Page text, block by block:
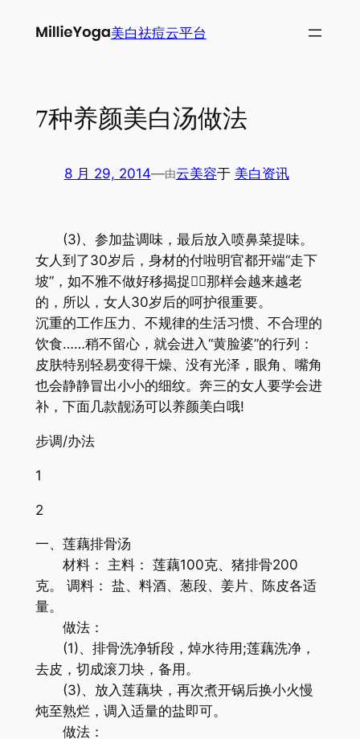
美白祛痘云平台
7种养颜美白汤做法
8 月 29, 2014—由云美容于 美白资讯
(3)、参加盐调味，最后放入喷鼻菜提味。
女人到了30岁后，身材的付啦明官都开端“走下
坡”，如不雅不做好移揭捉，那样会越来越老
的，所以，女人30岁后的呵护很重要。
沉重的工作压力、不规律的生活习惯、不合理的
饮食……稍不留心，就会进入“黄脸婆”的行列：
皮肤特别轻易变得干燥、没有光泽，眼角、嘴角
也会静静冒出小小的细纹。奔三的女人要学会进
补，下面几款靓汤可以养颜美白哦!
步调/办法
1
2
一、莲藕排骨汤
材料： 主料： 莲藕100克、猪排骨200
克。 调料： 盐、料酒、葱段、姜片、陈皮各适
量。
做法：
(1)、排骨洗净斩段，焯水待用;莲藕洗净，
去皮，切成滚刀块，备用。
(3)、放入莲藕块，再次煮开锅后换小火慢
炖至熟烂，调入适量的盐即可。
做法：